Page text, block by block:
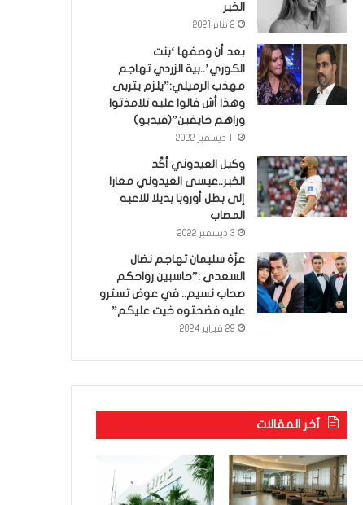
الخبر
2 يناير 2021
بعد أن وصفها ‘بنت
الكوري’..بية الزردي تهاجم
مهذب الرميلي:”يلزم يتربى
وهذا أش قالوا عليه تلامذتوا
وراهم خايفين”(فيديو)
وكيل العيدوني أكّد
الخبر..عيسى العيدوني معارا
إلى بطل أوروبا بديلا للاعبه
المصاب
3 ديسمبر 2022
عزّة سليمان تهاجم نضال
السعدي :”حاسبين رواحكم
صحاب نسيم.. في عوض تسترو
عليه فضحتوه خيت عليكم”
29 فبراير 2024
آخر المقالات